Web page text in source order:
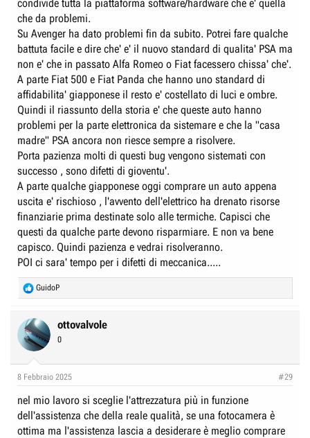
condivide tutta la piattaforma software/hardware che e' quella
che da problemi.
Su Avenger ha dato problemi fin da subito. Potrei fare qualche
battuta facile e dire che' e' il nuovo standard di qualita' PSA ma
non e' che in passato Alfa Romeo o Fiat facessero chissa' che'.
A parte Fiat 500 e Fiat Panda che hanno uno standard di
affidabilita' giapponese il resto e' costellato di luci e ombre.
Quindi il riassunto della storia e' che queste auto hanno
problemi per la parte elettronica da sistemare e che la "casa
madre" PSA ancora non riesce sempre a risolvere.
Porta pazienza molti di questi bug vengono sistemati con
successo , sono difetti di gioventu'.
A parte qualche giapponese oggi comprare un auto appena
uscita e' rischioso , l'avvento dell'elettrico ha drenato risorse
finanziarie prima destinate solo alle termiche. Capisci che
questi da qualche parte devono risparmiare. E non va bene
capisco. Quindi pazienza e vedrai risolveranno.
POI ci sara' tempo per i difetti di meccanica.....
R
e
c
t
i
s
GuidoP
ottovalvole
0
8 Febbraio 2025 #29
nel mio lavoro si sceglie l'attrezzatura più in funzione
dell'assistenza che della reale qualità, se una fotocamera è
ottima ma l'assistenza lascia a desiderare è meglio comprare